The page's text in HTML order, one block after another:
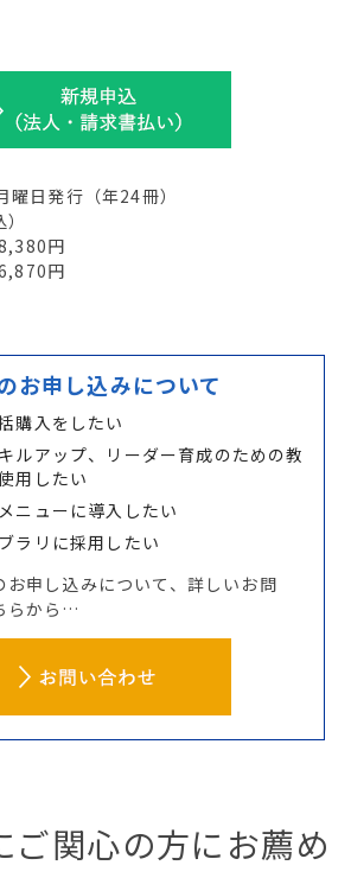
曜日発行 （年24冊）
円
円
お申し込みについて
購入をしたい
ルアップ、リーダー育成のための教
用したい
ニューに導入したい
ラリに採用したい
お申し込みについて、詳しいお問
らから…
ご関心の方にお薦め